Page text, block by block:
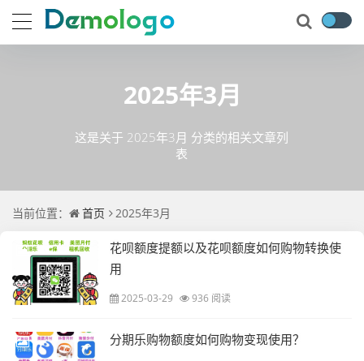
2025年3月
这是关于 2025年3月 分类的相关文章列
表
当前位置： 首页 2025年3月
花呗额度提额以及花呗额度如何购物转换使
用
2025-03-29 936 阅读
分期乐购物额度如何购物变现使用？